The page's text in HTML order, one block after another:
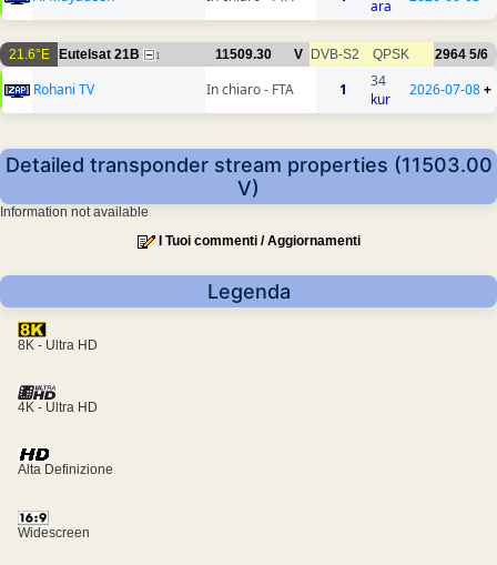
ara
21.6°E Eutelsat 21B 1 11509.30 V DVB-S2 QPSK 2964 5/6
Rohani TV In chiaro - FTA 1
34
kur
2026-07-08+
Detailed transponder stream properties (11503.00
V)
Information not available
I Tuoi commenti / Aggiornamenti
Legenda
8K - Ultra HD
4K - Ultra HD
Alta Definizione
Widescreen